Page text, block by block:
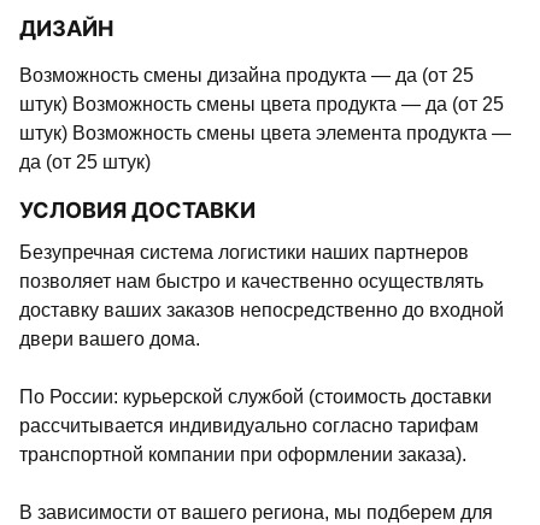
ДИЗАЙН
Возможность смены дизайна продукта — да (от 25
штук) Возможность смены цвета продукта — да (от 25
штук) Возможность смены цвета элемента продукта —
да (от 25 штук)
УСЛОВИЯ ДОСТАВКИ
Безупречная система логистики наших партнеров
позволяет нам быстро и качественно осуществлять
доставку ваших заказов непосредственно до входной
двери вашего дома.
По России: курьерской службой (стоимость доставки
рассчитывается индивидуально согласно тарифам
транспортной компании при оформлении заказа).
В зависимости от вашего региона, мы подберем для